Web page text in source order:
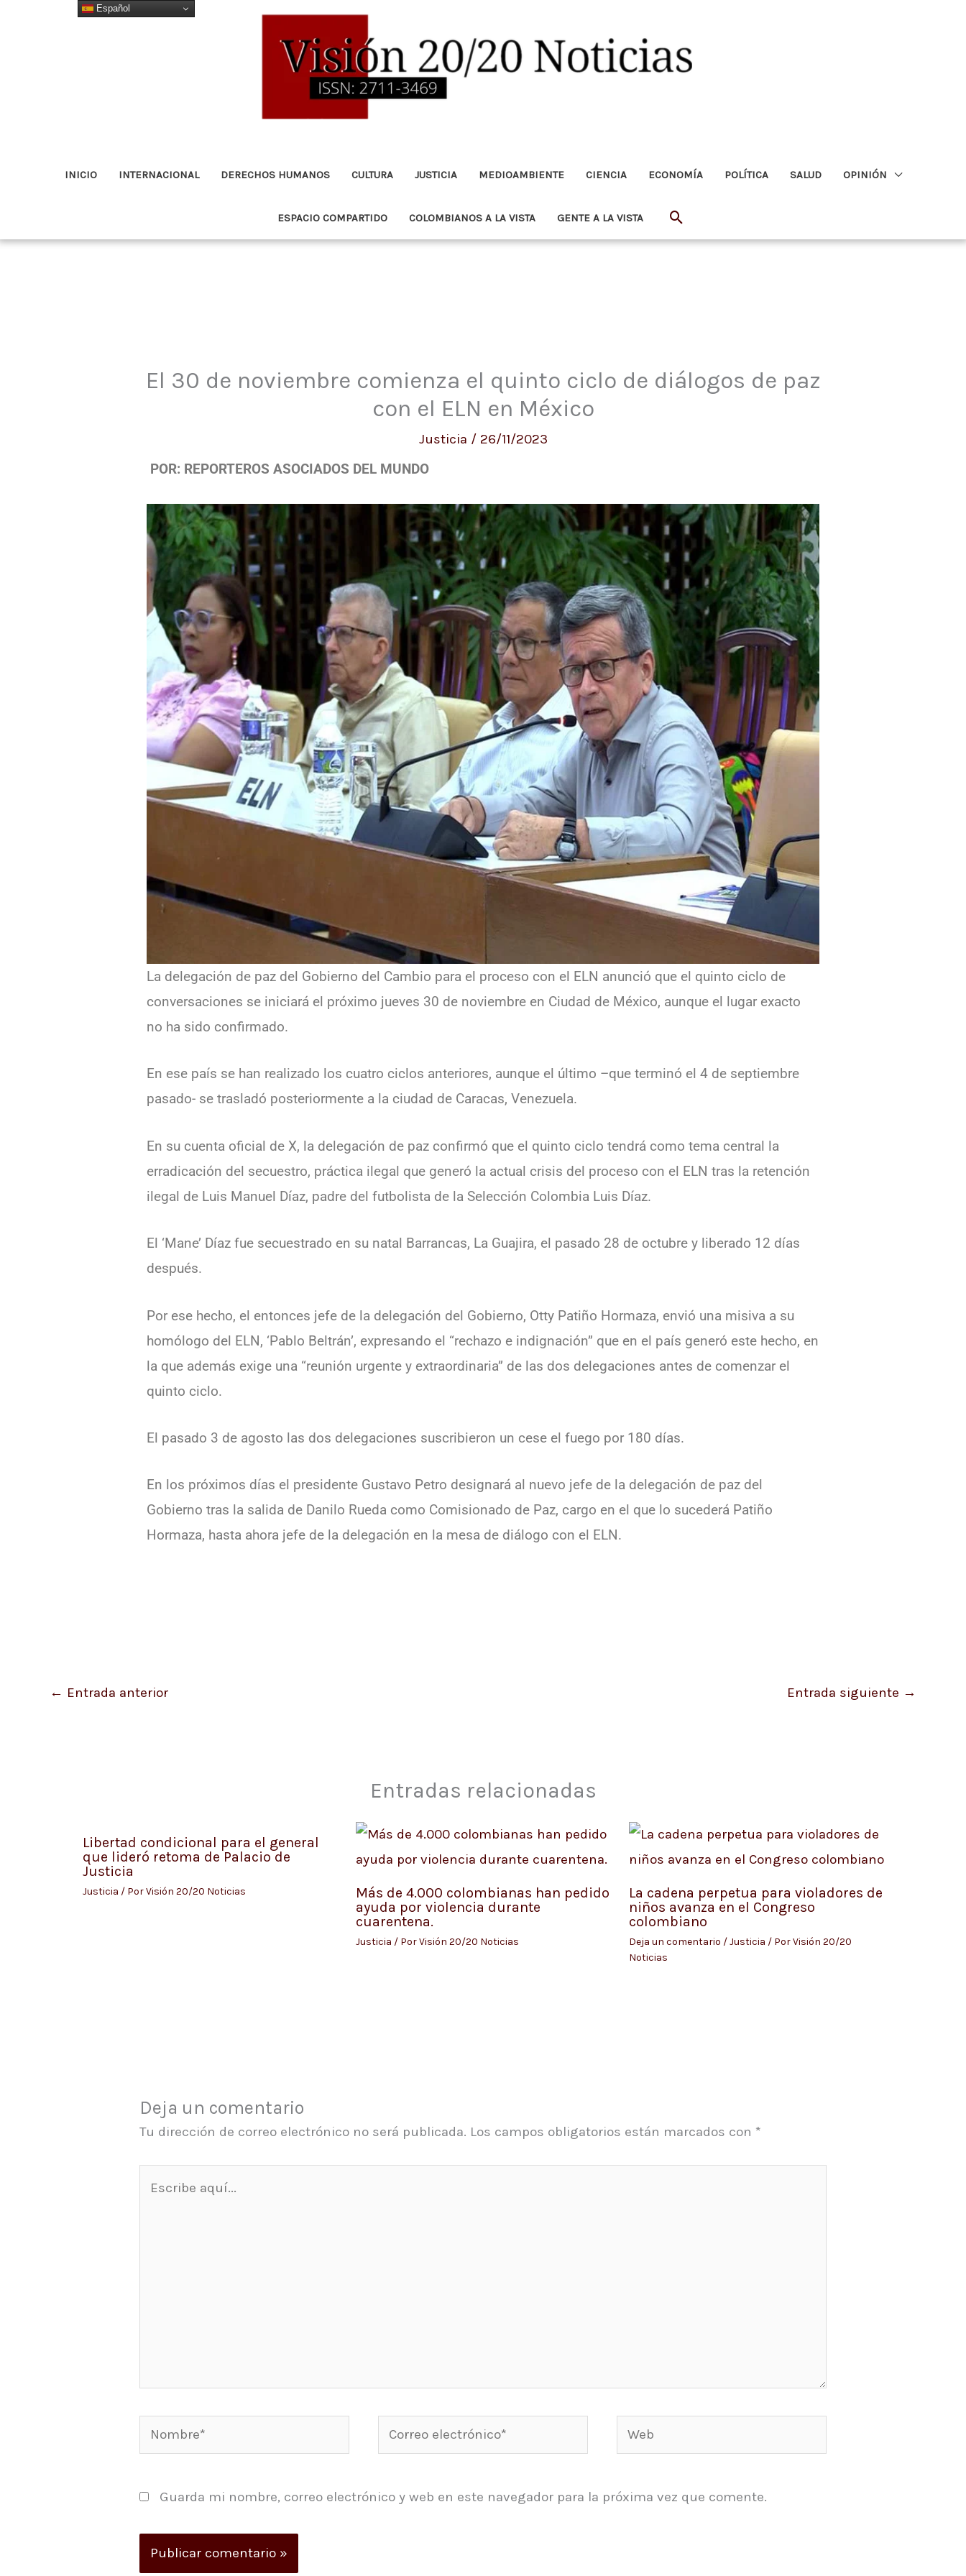
INICIO INTERNACIONAL DERECHOS HUMANOS CULTURA JUSTICIA MEDIOAMBIENTE CIENCIA ECONOMÍA POLÍTICA SALUD OPINIÓN
ESPACIO COMPARTIDO COLOMBIANOS A LA VISTA GENTE A LA VISTA Buscar
El 30 de noviembre comienza el quinto ciclo de diálogos de paz
con el ELN en México
Justicia / 26/11/2023
POR: REPORTEROS ASOCIADOS DEL MUNDO
La delegación de paz del Gobierno del Cambio para el proceso con el ELN anunció que el quinto ciclo de
conversaciones se iniciará el próximo jueves 30 de noviembre en Ciudad de México, aunque el lugar exacto
no ha sido confirmado.
En ese país se han realizado los cuatro ciclos anteriores, aunque el último –que terminó el 4 de septiembre
pasado- se trasladó posteriormente a la ciudad de Caracas, Venezuela.
En su cuenta oficial de X, la delegación de paz confirmó que el quinto ciclo tendrá como tema central la
erradicación del secuestro, práctica ilegal que generó la actual crisis del proceso con el ELN tras la retención
ilegal de Luis Manuel Díaz, padre del futbolista de la Selección Colombia Luis Díaz.
El ‘Mane’ Díaz fue secuestrado en su natal Barrancas, La Guajira, el pasado 28 de octubre y liberado 12 días
después.
Por ese hecho, el entonces jefe de la delegación del Gobierno, Otty Patiño Hormaza, envió una misiva a su
homólogo del ELN, ‘Pablo Beltrán’, expresando el “rechazo e indignación” que en el país generó este hecho, en
la que además exige una “reunión urgente y extraordinaria” de las dos delegaciones antes de comenzar el
quinto ciclo.
El pasado 3 de agosto las dos delegaciones suscribieron un cese el fuego por 180 días.
En los próximos días el presidente Gustavo Petro designará al nuevo jefe de la delegación de paz del
Gobierno tras la salida de Danilo Rueda como Comisionado de Paz, cargo en el que lo sucederá Patiño
Hormaza, hasta ahora jefe de la delegación en la mesa de diálogo con el ELN.
← Entrada anterior Entrada siguiente →
Entradas relacionadas
Libertad condicional para el general
que lideró retoma de Palacio de
Justicia
Justicia / PorVisión 20/20 Noticias
Más de 4.000 colombianas han pedido
ayuda por violencia durante
cuarentena.
Justicia / PorVisión 20/20 Noticias
La cadena perpetua para violadores de
niños avanza en el Congreso
colombiano
Deja un comentario /Justicia / PorVisión 20/20
Noticias
Deja un comentario
Tu dirección de correo electrónico no será publicada. Los campos obligatorios están marcados con *
Nombre*
Correo
electrónico*
Web
Guarda mi nombre, correo electrónico y web en este navegador para la próxima vez que comente.
Español